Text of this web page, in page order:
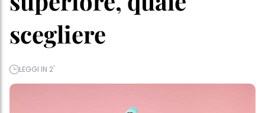
scegliere
LEGGI IN 2'